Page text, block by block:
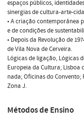
espaços públicos,
sinergias de cultura-arte-
• A criação contemporânea
e de condições de
• Depois da Revolução de
de Vila Nova de Cerveira.
Lógicas de ligação, Lógicas
Europeia da Cultura; Lisboa
nada; Oficinas do Convento;
Zona J.
Métodos de Ensino